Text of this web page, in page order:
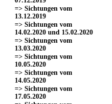
=> Sichtungen vom
13.12.2019
=> Sichtungen vom
14.02.2020 und 15.02.2020
=> Sichtungen vom
13.03.2020
=> Sichtungen vom
10.05.2020
=> Sichtungen vom
14.05.2020
=> Sichtungen vom
17.05.2020